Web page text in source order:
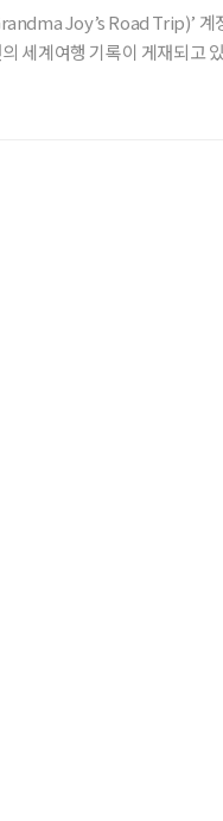
Joy’s Road Trip)’ 계
세계여행 기록이 게재되고